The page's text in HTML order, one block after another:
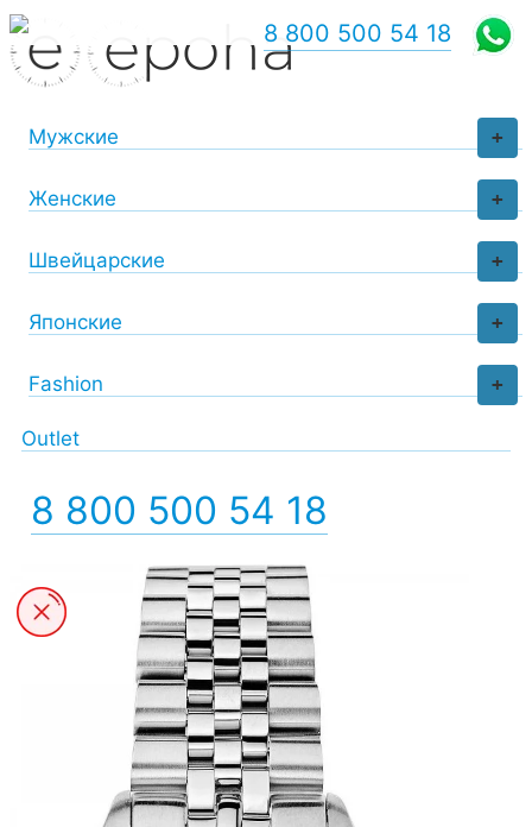
+
Мужские
+
Женские
+
Швейцарские
+
Японские
+
Fashion
Outlet
8 800 500 54 18
8 800 500 54 18